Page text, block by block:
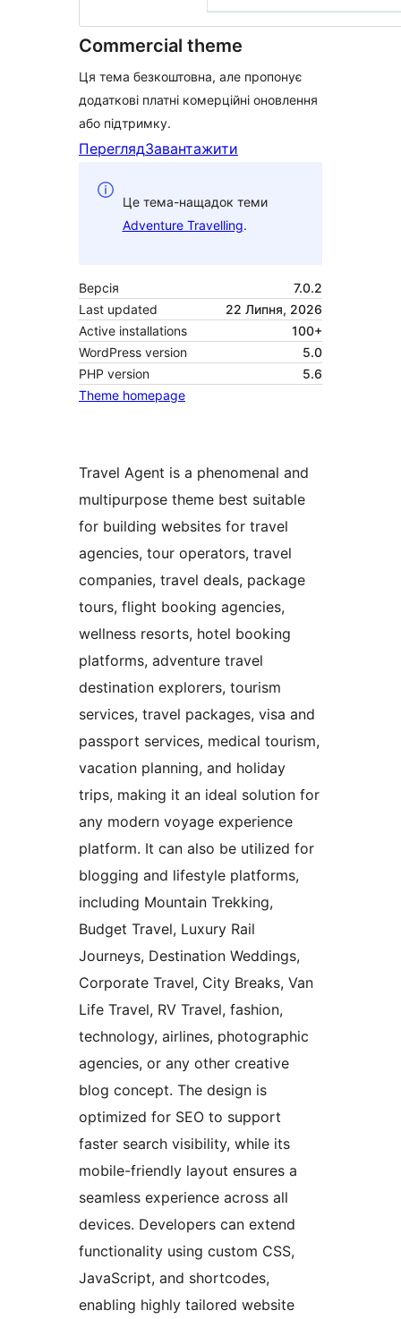
Commercial theme
Ця тема безкоштовна, але пропонує
додаткові платні комерційні оновлення
або підтримку.
ПереглядЗавантажити
Це тема-нащадок теми
Adventure Travelling.
Версія
7.0.2
Last updated
22 Липня, 2026
Active installations
100+
WordPress version
5.0
PHP version
5.6
Theme homepage
Travel Agent is a phenomenal and
multipurpose theme best suitable
for building websites for travel
agencies, tour operators, travel
companies, travel deals, package
tours, flight booking agencies,
wellness resorts, hotel booking
platforms, adventure travel
destination explorers, tourism
services, travel packages, visa and
passport services, medical tourism,
vacation planning, and holiday
trips, making it an ideal solution for
any modern voyage experience
platform. It can also be utilized for
blogging and lifestyle platforms,
including Mountain Trekking,
Budget Travel, Luxury Rail
Journeys, Destination Weddings,
Corporate Travel, City Breaks, Van
Life Travel, RV Travel, fashion,
technology, airlines, photographic
agencies, or any other creative
blog concept. The design is
optimized for SEO to support
faster search visibility, while its
mobile-friendly layout ensures a
seamless experience across all
devices. Developers can extend
functionality using custom CSS,
JavaScript, and shortcodes,
enabling highly tailored website